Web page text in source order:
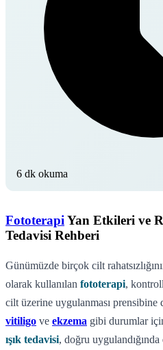
6 dk okuma
Fototerapi Yan Etkileri ve
Tedavisi Rehberi
Günümüzde birçok cilt
olarak kullanılan fototerapi,
cilt üzerine uygulanması prensibine
vitiligo ve ekzema gibi durumlar
ışık tedavisi, doğru